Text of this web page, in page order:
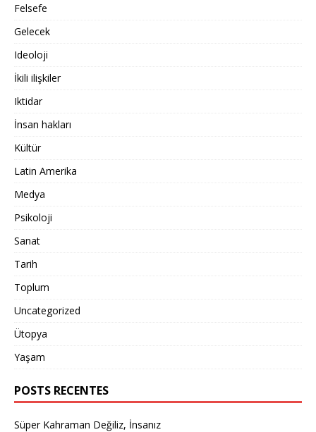
Felsefe
Gelecek
Ideoloji
İkili ilişkiler
Iktidar
İnsan hakları
Kültür
Latin Amerika
Medya
Psikoloji
Sanat
Tarih
Toplum
Uncategorized
Ütopya
Yaşam
POSTS RECENTES
Süper Kahraman Değiliz, İnsanız